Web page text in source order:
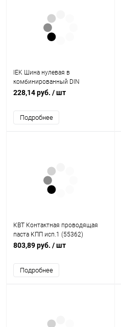
IEK Шина нулевая в
комбинированный DIN
-изолятор типа Стойка
8DP-K07)
228,14 руб. / шт
Подробнее
КВТ Контактная проводящая
паста КПП исп.1 (55362)
803,89 руб. / шт
Подробнее